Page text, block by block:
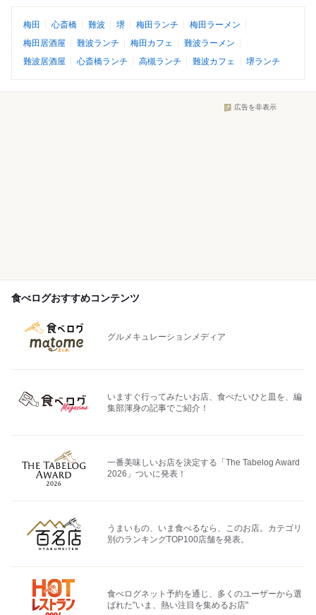
梅田 心斎橋 難波 堺 梅田ランチ
梅田ラーメン
梅田居酒屋
難波ランチ 梅田カフェ
難波ラーメン
難波居酒屋
心斎橋ランチ 高槻ランチ 難波カフェ 堺ランチ
広告を非表示
食べログおすすめコンテンツ
グルメキュレーションメディア
いますぐ行ってみたいお店、食べたいひと皿を、編
集部渾身の記事でご紹介！
一番美味しいお店を決定する「The Tabelog Award
2026」ついに発表！
うまいもの、いま食べるなら、このお店。カテゴリ
別のランキングTOP100店舗を発表。
食べログネット予約を通じ、多くのユーザーから選
ばれた"いま、熱い注目を集めるお店"